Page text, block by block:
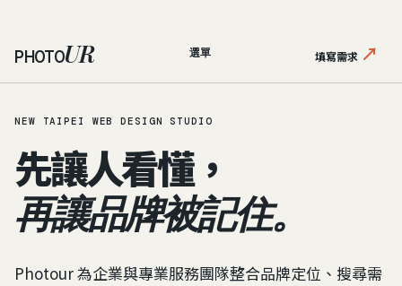
PHOTOUR 選單 填寫需求 ↗
NEW TAIPEI WEB DESIGN STUDIO
先讓人看懂，
再讓品牌被記住。
Photour 為企業與專業服務團隊整合品牌定位、搜尋需